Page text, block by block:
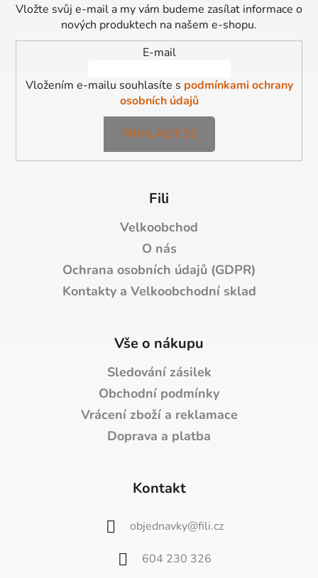
Vložte svůj e-mail a my vám budeme zasílat informace o
nových produktech na našem e-shopu.
E-mail
Vložením e-mailu souhlasíte s podmínkami ochrany
osobních údajů
PŘIHLÁSIT SE
Fili
Velkoobchod
O nás
Ochrana osobních údajů (GDPR)
Kontakty a Velkoobchodní sklad
Vše o nákupu
Sledování zásilek
Obchodní podmínky
Vrácení zboží a reklamace
Doprava a platba
Kontakt
objednavky@fili.cz
604 230 326